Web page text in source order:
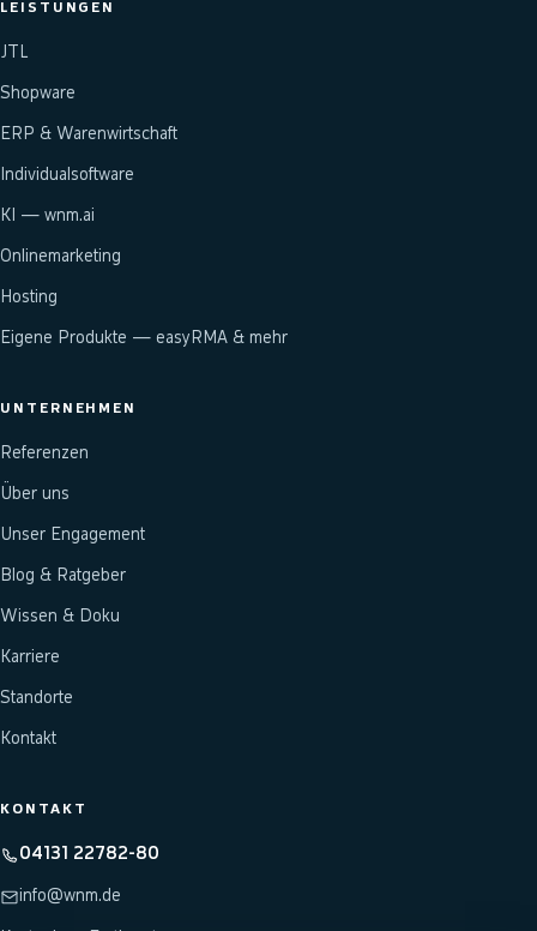
LEISTUNGEN
JTL
Shopware
ERP & Warenwirtschaft
Individualsoftware
KI — wnm.ai
Onlinemarketing
Hosting
Eigene Produkte — easyRMA & mehr
UNTERNEHMEN
Referenzen
Über uns
Unser Engagement
Blog & Ratgeber
Wissen & Doku
Karriere
Standorte
Kontakt
KONTAKT
04131 22782-80
info@wnm.de